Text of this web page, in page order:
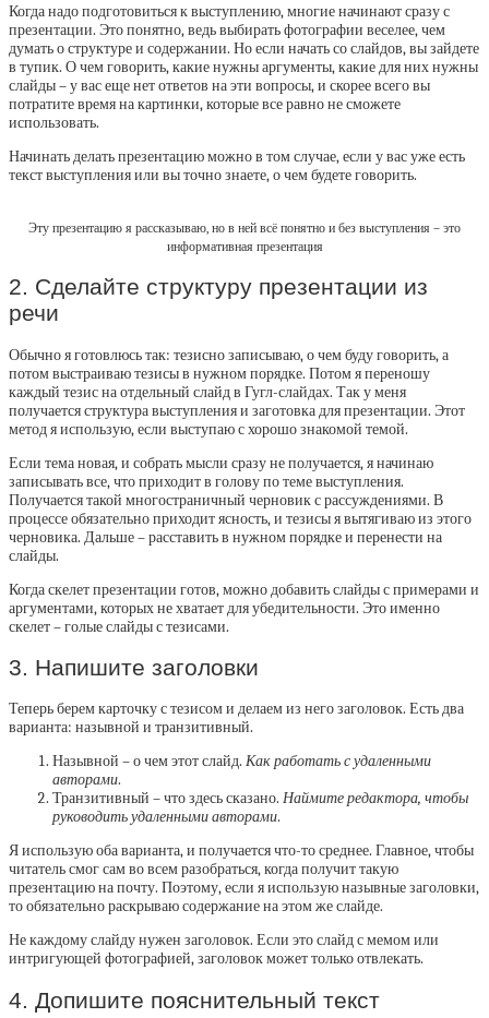
Когда надо подготовиться к выступлению, многие начинают сразу с
презентации. Это понятно, ведь выбирать фотографии веселее, чем
думать о структуре и содержании. Но если начать со слайдов, вы зайдете
в тупик. О чем говорить, какие нужны аргументы, какие для них нужны
слайды – у вас еще нет ответов на эти вопросы, и скорее всего вы
потратите время на картинки, которые все равно не сможете
использовать.
Начинать делать презентацию можно в том случае, если у вас уже есть
текст выступления или вы точно знаете, о чем будете говорить.
Эту презентацию я рассказываю, но в ней всё понятно и без выступления – это
информативная презентация
2. Сделайте структуру презентации из
речи
Обычно я готовлюсь так: тезисно записываю, о чем буду говорить, а
потом выстраиваю тезисы в нужном порядке. Потом я переношу
каждый тезис на отдельный слайд в Гугл-слайдах. Так у меня
получается структура выступления и заготовка для презентации. Этот
метод я использую, если выступаю с хорошо знакомой темой.
Если тема новая, и собрать мысли сразу не получается, я начинаю
записывать все, что приходит в голову по теме выступления.
Получается такой многостраничный черновик с рассуждениями. В
процессе обязательно приходит ясность, и тезисы я вытягиваю из этого
черновика. Дальше – расставить в нужном порядке и перенести на
слайды.
Когда скелет презентации готов, можно добавить слайды с примерами и
аргументами, которых не хватает для убедительности. Это именно
скелет – голые слайды с тезисами.
3. Напишите заголовки
Теперь берем карточку с тезисом и делаем из него заголовок. Есть два
варианта: назывной и транзитивный.
Назывной – о чем этот слайд. Как работать с удаленными
авторами.
Транзитивный – что здесь сказано. Наймите редактора, чтобы
руководить удаленными авторами.
Я использую оба варианта, и получается что-то среднее. Главное, чтобы
читатель смог сам во всем разобраться, когда получит такую
презентацию на почту. Поэтому, если я использую назывные заголовки,
то обязательно раскрываю содержание на этом же слайде.
Не каждому слайду нужен заголовок. Если это слайд с мемом или
интригующей фотографией, заголовок может только отвлекать.
4. Допишите пояснительный текст